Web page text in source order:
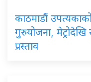
काठमाडौं
गुरुयोजना,
प्रस्ताव